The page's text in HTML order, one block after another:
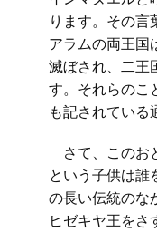
ります。その言
アラムの両王国
滅ぼされ、二王
す。それらのこ
も記されている
さて、このお
という子供は誰
の長い伝統のな
ヒゼキヤ王をさ